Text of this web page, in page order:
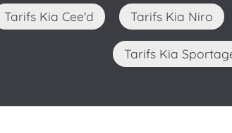
Tarifs Kia Cee'd Tarifs Kia Niro
Tarifs Kia